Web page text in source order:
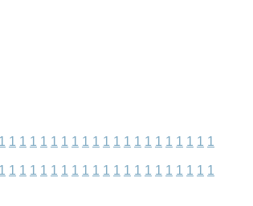
1 1 1 1 1 1 1 1 1 1 1 1 1 1 1 1 1 1 1 1 1
1 1 1 1 1 1 1 1 1 1 1 1 1 1 1 1 1 1 1 1 1